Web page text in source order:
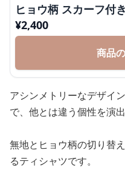
ヒョウ柄 スカーフ付
¥2,400
商品
アシンメトリーなデザイ
で、他とは違う個性を演出
無地とヒョウ柄の切り替
るティシャツです。